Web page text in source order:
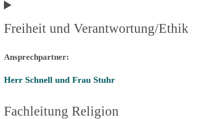
Freiheit und Verantwortung/Ethik
Ansprechpartner:
Herr Schnell und Frau Stuhr
Fachleitung Religion